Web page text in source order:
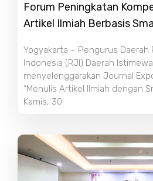
Forum Peningkatan
Artikel Ilmiah Berbasis
Yogyakarta – Pengurus Daerah
Indonesia (RJI) Daerah
menyelenggarakan Journal
“Menulis Artikel Ilmiah dengan
Kamis, 30